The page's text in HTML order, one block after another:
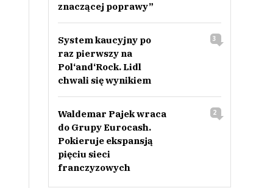
znaczącej poprawy”
System kaucyjny po
raz pierwszy na
Pol‘and‘Rock. Lidl
chwali się wynikiem
3
Waldemar Pajek wraca
do Grupy Eurocash.
Pokieruje ekspansją
pięciu sieci
franczyzowych
2